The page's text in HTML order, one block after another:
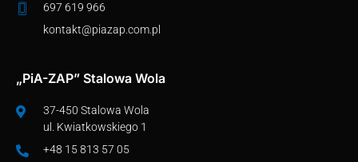
697 619 966
kontakt@piazap.com.pl
„PiA-ZAP” Stalowa Wola
37-450 Stalowa Wola
ul. Kwiatkowskiego 1
+48 15 813 57 05